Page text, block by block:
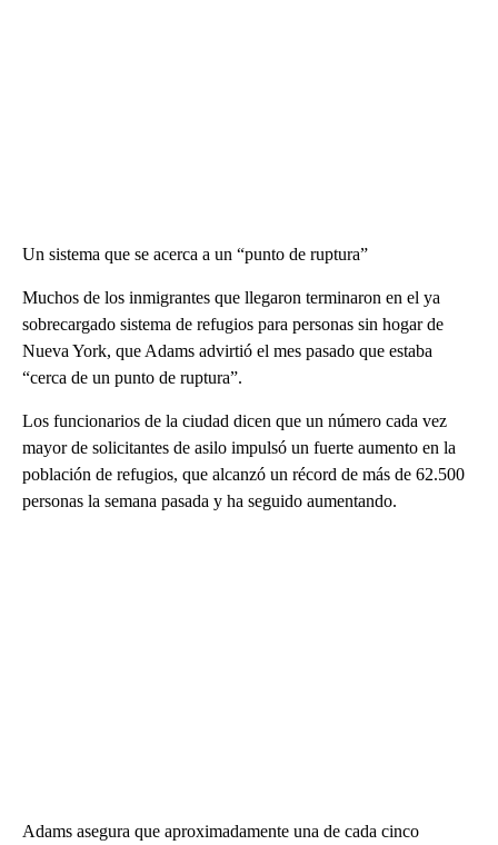
Un sistema que se acerca a un “punto de ruptura”
Muchos de los inmigrantes que llegaron terminaron en el ya
sobrecargado sistema de refugios para personas sin hogar de
Nueva York, que Adams advirtió el mes pasado que estaba
“cerca de un punto de ruptura”.
Los funcionarios de la ciudad dicen que un número cada vez
mayor de solicitantes de asilo impulsó un fuerte aumento en la
población de refugios, que alcanzó un récord de más de 62.500
personas la semana pasada y ha seguido aumentando.
Adams asegura que aproximadamente una de cada cinco